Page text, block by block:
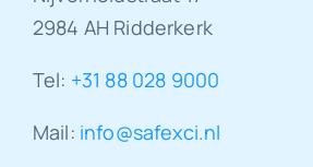
2984 AH Ridderkerk
Tel: +31 88 028 9000
Mail: info@safexci.nl